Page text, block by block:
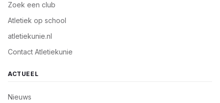
Zoek een club
Atletiek op school
atletiekunie.nl
Contact Atletiekunie
ACTUEEL
Nieuws